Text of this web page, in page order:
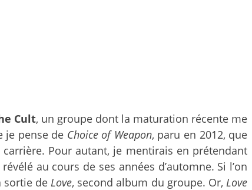
Cult, un groupe dont la maturation récente me
je pense de Choice of Weapon, paru en 2012, que
Pour autant, je mentirais en prétendant
au cours de ses années d’automne. Si l’on
sortie deLove, second album du groupe. Or,Love